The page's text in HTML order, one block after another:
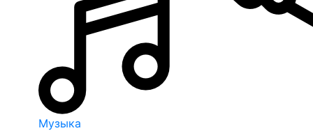
Музыка